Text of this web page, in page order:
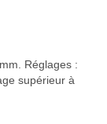
Réglages :
supérieur à